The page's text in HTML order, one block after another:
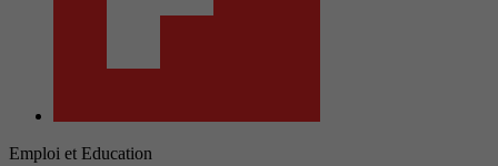
Emploi et Education